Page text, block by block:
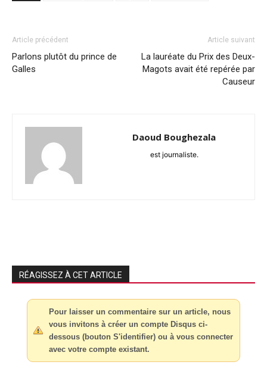
Article précédent
Parlons plutôt du prince de
Galles
Article suivant
La lauréate du Prix des Deux-
Magots avait été repérée par
Causeur
Daoud Boughezala
est journaliste.
RÉAGISSEZ À CET ARTICLE
Pour laisser un commentaire sur un article, nous
vous invitons à créer un compte Disqus ci-
dessous (bouton S'identifier) ou à vous connecter
avec votre compte existant.